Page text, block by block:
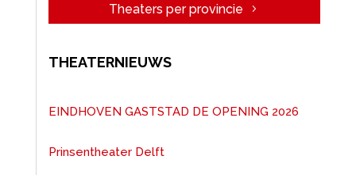
Theaters per provincie
THEATERNIEUWS
EINDHOVEN GASTSTAD DE OPENING 2026
Prinsentheater Delft